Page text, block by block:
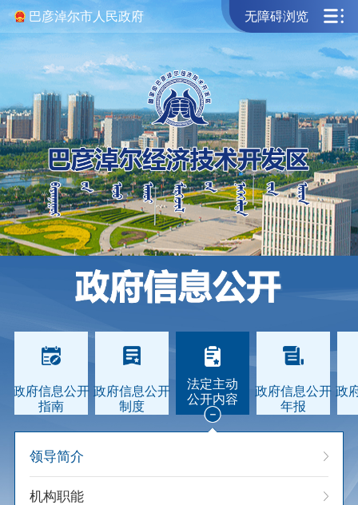
巴彦淖尔市人民政府 无障碍浏览
政府信息公开
指南
政府信息公开
制度
法定主动
公开内容
政府信息公开
年报
政
领导简介
机构职能